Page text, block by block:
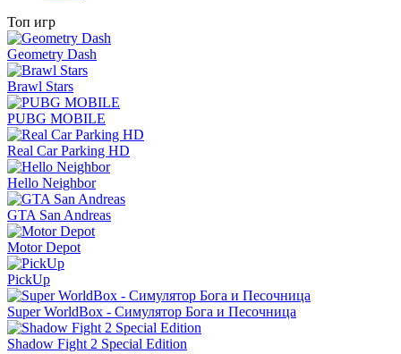
Топ игр
Geometry Dash
Brawl Stars
PUBG MOBILE
Real Car Parking HD
Hello Neighbor
GTA San Andreas
Motor Depot
PickUp
Super WorldBox - Симулятор Бога и Песочница
Shadow Fight 2 Special Edition